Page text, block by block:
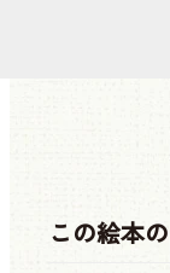
この絵本の